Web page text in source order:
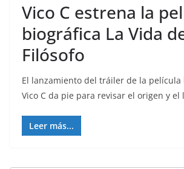
Vico C estrena la
biográfica La Vida
Filósofo
El lanzamiento del tráiler de la película
Vico C da pie para revisar el origen y el
Leer más...